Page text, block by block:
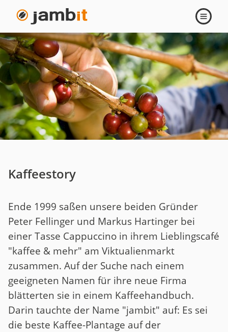
öffnen
Kaffeestory
Ende 1999 saßen unsere beiden Gründer
Peter Fellinger und Markus Hartinger bei
einer Tasse Cappuccino in ihrem Lieblingscafé
"kaffee & mehr" am Viktualienmarkt
zusammen. Auf der Suche nach einem
geeigneten Namen für ihre neue Firma
blätterten sie in einem Kaffeehandbuch.
Darin tauchte der Name "jambit" auf: Es sei
die beste Kaffee-Plantage auf der